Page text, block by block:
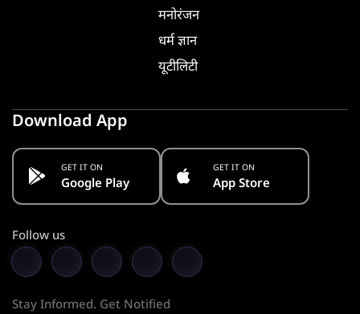
मनोरंजन
धर्म ज्ञान
यूटीलिटी
Download App
GET IT ON
Google Play
GET IT ON
App Store
Follow us
Stay Informed. Get Notified